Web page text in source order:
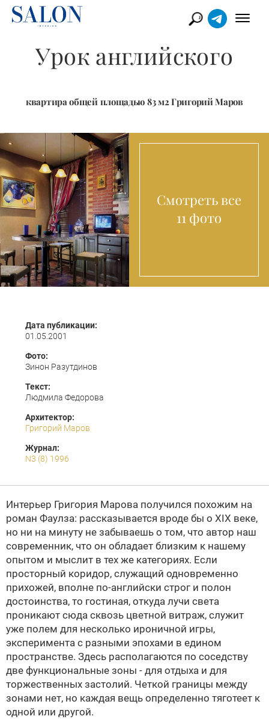
Урок английского
квартира общей площадью 83 м2 Григорий Маров
Смотреть все
11 фото
Дата публикации:
01.05.2001
Фото:
Зинон Разутдинов
Текст:
Людмила Федорова
Архитектор:
Григорий Маров
Журнал:
N3 (8) 1996
Интерьер Григория Марова получился похожим на
роман Фаулза: рассказывается вроде бы о XIX веке,
но ни на минуту не забываешь о том, что автор наш
современник, что он обладает близким к нашему
опытом и мыслит в тех же категориях. Если
просторный коридор, служащий одновременно
прихожей, вполне по-английски строг и полон
достоинства, то гостиная, откуда лучи света
проникают сюда сквозь цветной витраж, служит
уже полем для несколько ироничной игры,
эксперимента с разными эпохами в едином
пространстве. Здесь располагаются по соседству
две функциональные зоны - для отдыха и для
торжественных застолий. Четкой границы между
зонами нет, но каждая вещь определенно тяготеет к
одной или другой.